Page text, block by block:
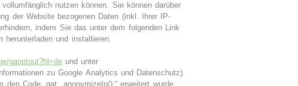
nutzen können. Sie können darüber
der Website bezogenen Daten (inkl. Ihrer IP-
indem Sie das unter dem folgenden Link
herunterladen und installieren.
gaoptout?hl=deund unter
zu Google Analytics und Datenschutz).
Code „gat._anonymizeIp();“ erweitert wurde,